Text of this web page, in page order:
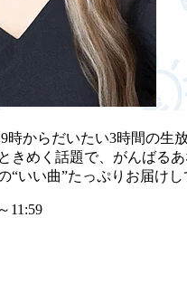
時からだいたい3時間の生放
きめく話題で、がんばる
“いい曲”たっぷりお届けし
11:59